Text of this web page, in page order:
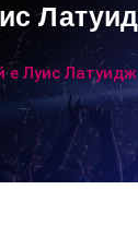
е Луис